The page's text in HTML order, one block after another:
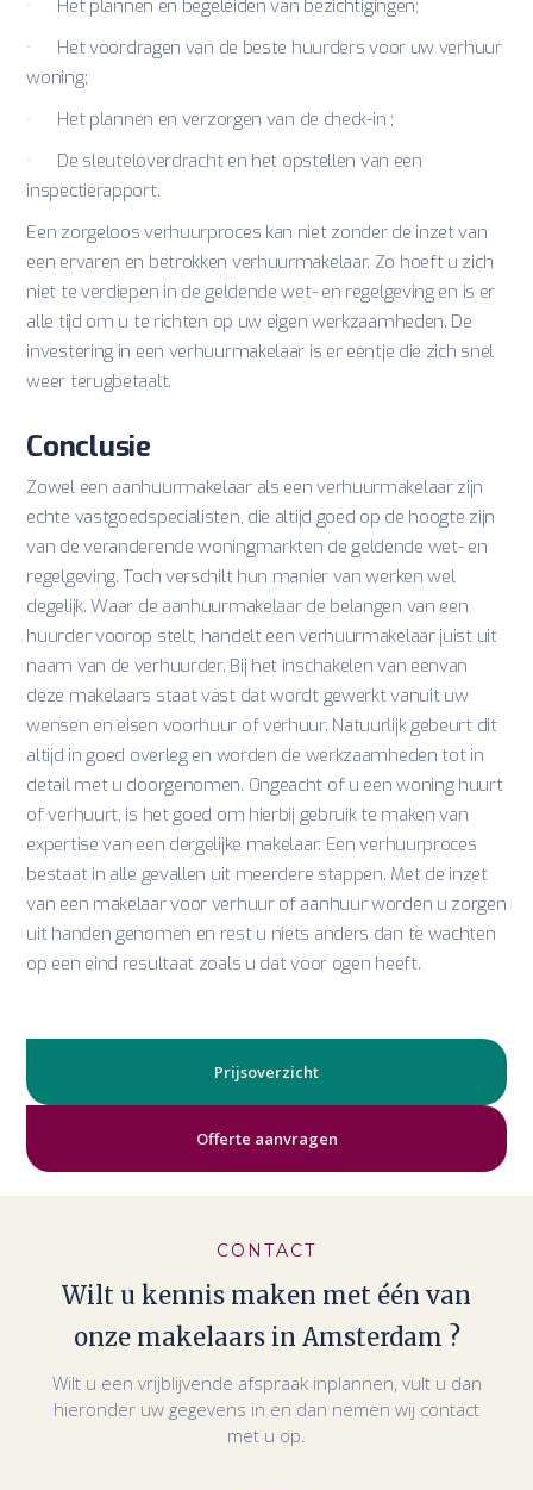
Prijsoverzicht
Offerte aanvragen
· Het plannen en begeleiden van bezichtigingen;
· Het voordragen van de beste huurders voor uw verhuur
woning;
· Het plannen en verzorgen van de check-in ;
· De sleuteloverdracht en het opstellen van een
inspectierapport.
Een zorgeloos verhuurproces kan niet zonder de inzet van
een ervaren en betrokken verhuurmakelaar. Zo hoeft u zich
niet te verdiepen in de geldende wet- en regelgeving en is er
alle tijd om u te richten op uw eigen werkzaamheden. De
investering in een verhuurmakelaar is er eentje die zich snel
weer terugbetaalt.
Conclusie
Zowel een aanhuurmakelaar als een verhuurmakelaar zijn
echte vastgoedspecialisten, die altijd goed op de hoogte zijn
van de veranderende woningmarkten de geldende wet- en
regelgeving. Toch verschilt hun manier van werken wel
degelijk. Waar de aanhuurmakelaar de belangen van een
huurder voorop stelt, handelt een verhuurmakelaar juist uit
naam van de verhuurder. Bij het inschakelen van eenvan
deze makelaars staat vast dat wordt gewerkt vanuit uw
wensen en eisen voorhuur of verhuur. Natuurlijk gebeurt dit
altijd in goed overleg en worden de werkzaamheden tot in
detail met u doorgenomen. Ongeacht of u een woning huurt
of verhuurt, is het goed om hierbij gebruik te maken van
expertise van een dergelijke makelaar. Een verhuurproces
bestaat in alle gevallen uit meerdere stappen. Met de inzet
van een makelaar voor verhuur of aanhuur worden u zorgen
uit handen genomen en rest u niets anders dan te wachten
op een eind resultaat zoals u dat voor ogen heeft.
CONTACT
Wilt u kennis maken met één van
onze makelaars in Amsterdam ?
Wilt u een vrijblijvende afspraak inplannen, vult u dan
hieronder uw gegevens in en dan nemen wij contact
met u op.